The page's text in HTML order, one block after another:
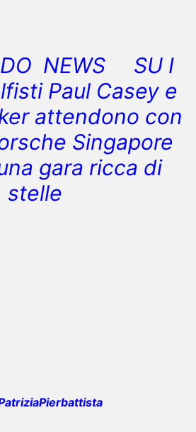
NEWS SU I
Paul Casey e
attendono con
Singapore
gara ricca di
stelle